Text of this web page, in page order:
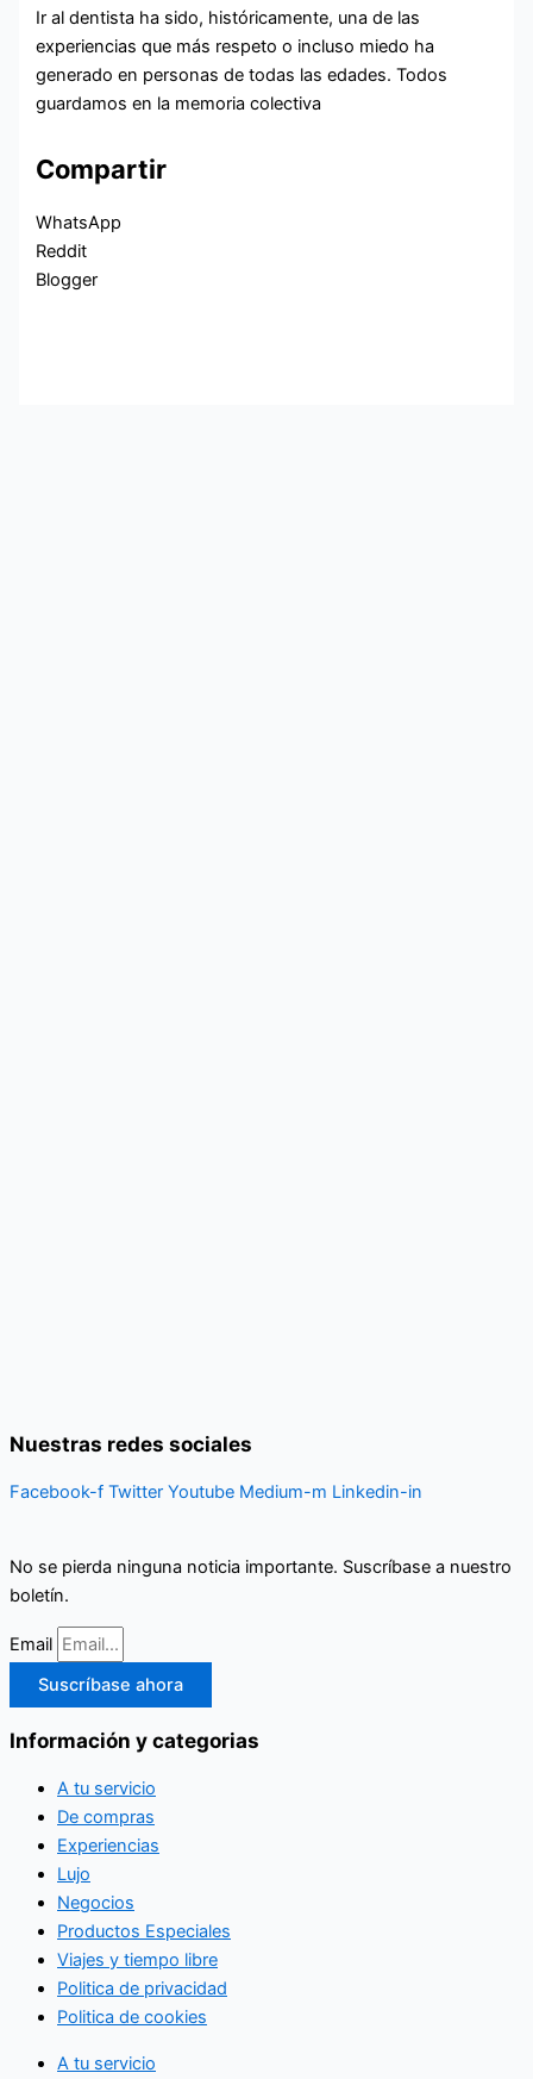
Ir al dentista ha sido, históricamente, una de las
experiencias que más respeto o incluso miedo ha
generado en personas de todas las edades. Todos
guardamos en la memoria colectiva
Compartir
WhatsApp
Reddit
Blogger
Nuestras redes sociales
Facebook-f Twitter Youtube Medium-m Linkedin-in
No se pierda ninguna noticia importante. Suscríbase a nuestro
boletín.
Email
Suscríbase ahora
Información y categorias
A tu servicio
De compras
Experiencias
Lujo
Negocios
Productos Especiales
Viajes y tiempo libre
Politica de privacidad
Politica de cookies
A tu servicio